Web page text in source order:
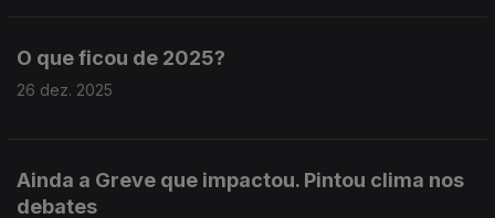
O que ficou de 2025?
26 dez. 2025
Ainda a Greve que impactou. Pintou clima nos
debates